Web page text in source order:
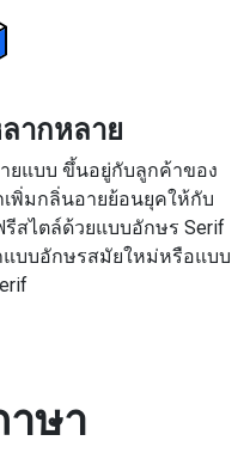
ากหลาย
ยแบบ ขึ้นอยู่กับลูกค้าของ
พิ่มกลิ่นอายย้อนยุคให้กับ
สไตล์ด้วยแบบอักษร Serif
แบบอักษรสมัยใหม่หรือแบบ
ษา